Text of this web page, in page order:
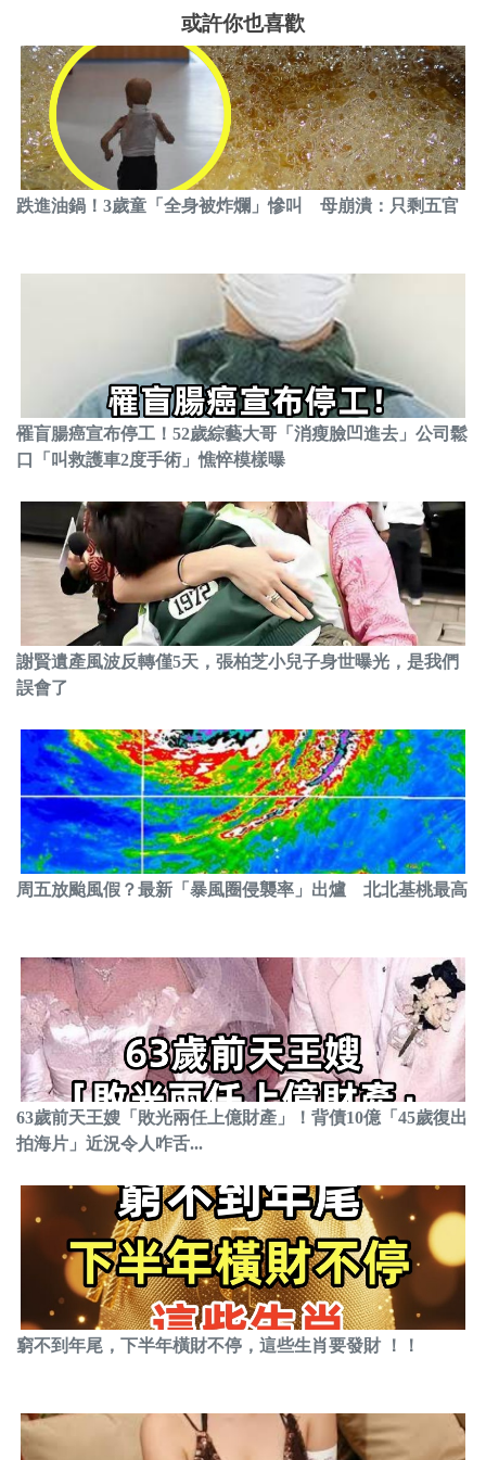
或許你也喜歡
跌進油鍋！3歲童「全身被炸爛」慘叫 母崩潰：只剩五官
罹盲腸癌宣布停工！52歲綜藝大哥「消瘦臉凹進去」公司鬆
口「叫救護車2度手術」憔悴模樣曝
謝賢遺產風波反轉僅5天，張柏芝小兒子身世曝光，是我們
誤會了
周五放颱風假？最新「暴風圈侵襲率」出爐 北北基桃最高
63歲前天王嫂「敗光兩任上億財產」！背債10億「45歲復出
拍海片」近況令人咋舌...
窮不到年尾，下半年橫財不停，這些生肖要發財 ！！